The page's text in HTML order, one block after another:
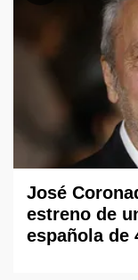
José
estreno de
española de